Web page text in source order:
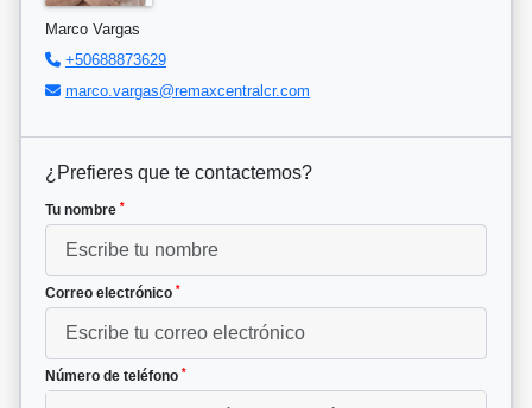
Marco Vargas
+50688873629
marco.vargas@remaxcentralcr.com
¿Prefieres que te contactemos?
Tu nombre *
Correo electrónico *
Número de teléfono *